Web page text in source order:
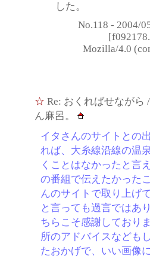
した。
No.118 - 2004/
Mozilla/4.0
☆ Re: おくればせながら
ん麻呂。
イタさんのサイトとの
れば、大糸線沿線の温
くことはなかったと言
の番組で伝えたかった
んのサイトで取り上げ
と言っても過言ではあ
ちらこそ感謝しており
所のアドバイスなども
たおかげで、いい画像